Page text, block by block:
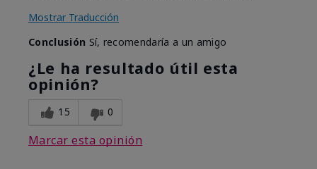
Mostrar Traducción
Conclusión Sí, recomendaría a un amigo
¿Le ha resultado útil esta
opinión?
15 0
Marcar esta opinión